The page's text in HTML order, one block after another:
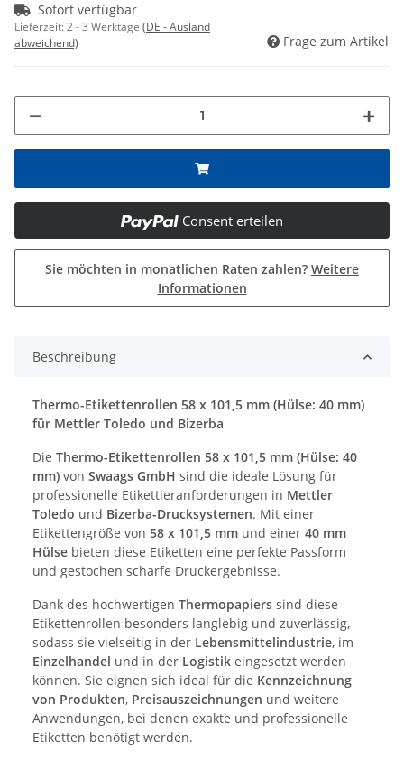
Sofort verfügbar
Lieferzeit:2 - 3 Werktage (DE - Ausland
abweichend)
Frage zum Artikel
Consent erteilen
Sie möchten in monatlichen Raten zahlen? Weitere
Informationen
Beschreibung
Thermo-Etikettenrollen 58 x 101,5 mm (Hülse: 40 mm)
für Mettler Toledo und Bizerba
Die Thermo-Etikettenrollen 58 x 101,5 mm (Hülse: 40
mm) von Swaags GmbH sind die ideale Lösung für
professionelle Etikettieranforderungen in Mettler
Toledo und Bizerba-Drucksystemen. Mit einer
Etikettengröße von 58 x 101,5 mm und einer 40 mm
Hülse bieten diese Etiketten eine perfekte Passform
und gestochen scharfe Druckergebnisse.
Dank des hochwertigen Thermopapiers sind diese
Etikettenrollen besonders langlebig und zuverlässig,
sodass sie vielseitig in der Lebensmittelindustrie, im
Einzelhandel und in der Logistik eingesetzt werden
können. Sie eignen sich ideal für die Kennzeichnung
von Produkten, Preisauszeichnungen und weitere
Anwendungen, bei denen exakte und professionelle
Etiketten benötigt werden.